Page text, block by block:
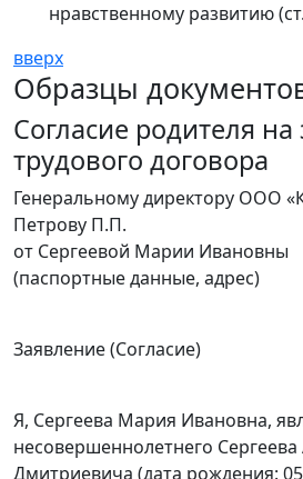
нравственному развитию
вверх
Образцы
Согласие родителя
трудового договора
Генеральному директору ООО
Петрову П.П.
от Сергеевой Марии Ивановны
(паспортные данные, адрес)
Заявление (Согласие)
Я, Сергеева Мария Ивановна,
несовершеннолетнего Сергеева
Дмитриевича (дата рождения: